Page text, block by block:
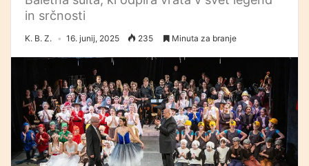
in srčnosti
K. B. Z. 16. junij, 2025 235 Minuta za branje